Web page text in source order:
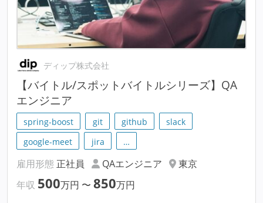
ディップ株式会社
【バイトル/スポットバイトルシリーズ】QA
エンジニア
spring-boost git github
slack
google-meet
jira …
雇用形態 正社員 QAエンジニア
東京
年収 500万円 〜 850万円